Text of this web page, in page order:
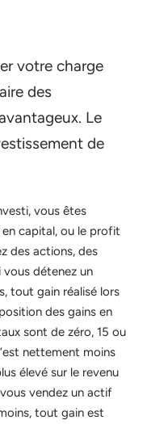
votre charge
des
Le
de
vous êtes
capital, ou le profit
des actions, des
détenez un
tout gain réalisé lors
des gains en
sont de zéro, 15 ou
nettement moins
élevé sur le revenu
vendez un actif
tout gain est